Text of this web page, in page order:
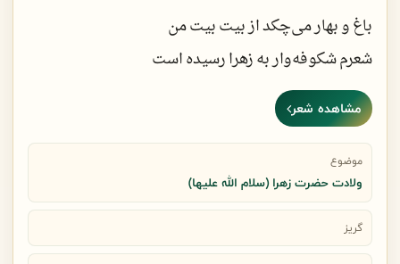
باغ و بهار می‌چکد از بیت بیت من
شعرم شکوفه‌وار به زهرا رسیده است
آمد بهار خرّم و زهرا شکفت ماه
خورشید گرم محض تماشا رسیده است
میلاد دختر گل و ریحان و روشنی‌ست
شعری شریف و شاد و شکوفا رسیده است
مشاهده شعر
موضوع
ولادت حضرت زهرا (سلام الله علیها)
گریز